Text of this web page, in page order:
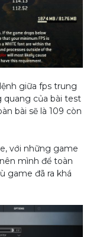
giữa fps trung
quang của bài test
bài sẽ là 109 còn
với những game
mình để toàn
game đã ra khá